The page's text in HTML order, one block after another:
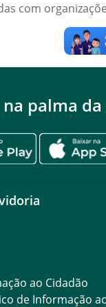
com
palma
ao Cidadão
de Informação